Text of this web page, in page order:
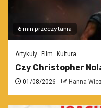
6 min przeczytania
Artykuły Film Kultura
Czy Christopher
01/08/2026 Hanna